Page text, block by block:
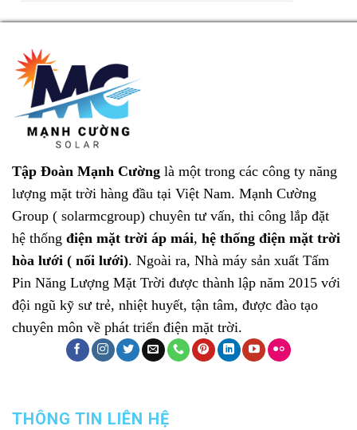
Tập Đoàn Mạnh Cường là một trong các công ty năng
lượng mặt trời hàng đầu tại Việt Nam. Mạnh Cường
Group ( solarmcgroup) chuyên tư vấn, thi công lắp đặt
hệ thống điện mặt trời áp mái, hệ thống điện mặt trời
hòa lưới ( nối lưới). Ngoài ra, Nhà máy sản xuất Tấm
Pin Năng Lượng Mặt Trời được thành lập năm 2015 với
đội ngũ kỹ sư trẻ, nhiệt huyết, tận tâm, được đào tạo
chuyên môn về phát triển điện mặt trời.
THÔNG TIN LIÊN HỆ